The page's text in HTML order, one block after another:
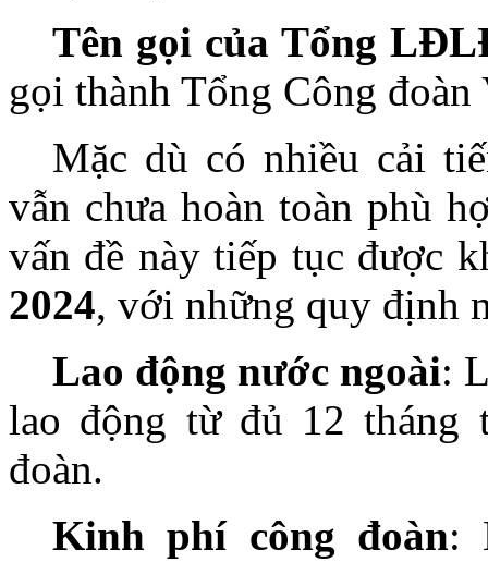
Tên gọi của Tổng
gọi thành Tổng Công đoàn
Mặc dù có nhiều cải
vẫn chưa hoàn toàn phù
vấn đề này tiếp tục được
2024, với những quy định
Lao động nước ngoài:
lao động từ đủ 12 tháng
đoàn.
Kinh phí công đoàn: